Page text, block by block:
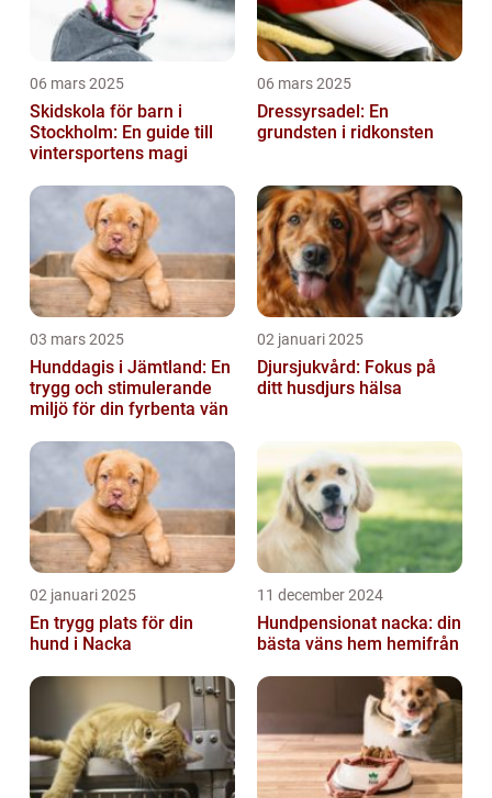
06 mars 2025
Skidskola för barn i
Stockholm: En guide till
vintersportens magi
06 mars 2025
Dressyrsadel: En
grundsten i ridkonsten
03 mars 2025
Hunddagis i Jämtland: En
trygg och stimulerande
miljö för din fyrbenta vän
02 januari 2025
Djursjukvård: Fokus på
ditt husdjurs hälsa
02 januari 2025
En trygg plats för din
hund i Nacka
11 december 2024
Hundpensionat nacka: din
bästa väns hem hemifrån